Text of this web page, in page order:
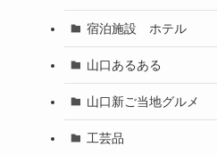
宿泊施設 ホテル
山口あるある
山口新ご当地グルメ
工芸品